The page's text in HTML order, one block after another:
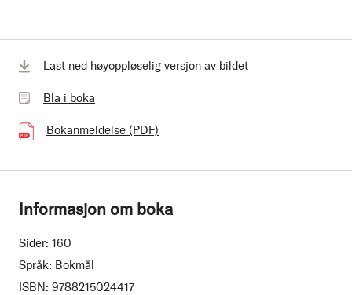
Last ned høyoppløselig versjon av bildet
Bla
bokaBla i boka
Bokanmeldelse (PDF)
Informasjon om boka
Sider: 160
Språk: Bokmål
ISBN: 9788215024417